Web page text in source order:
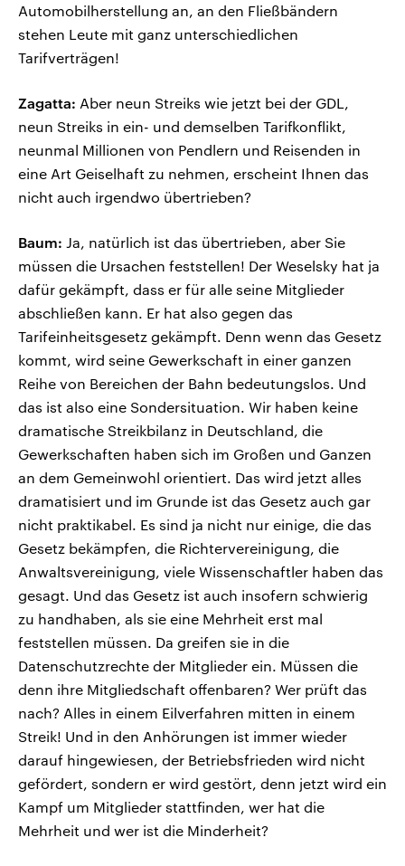
Automobilherstellung an, an den Fließbändern
stehen Leute mit ganz unterschiedlichen
Tarifverträgen!
Zagatta: Aber neun Streiks wie jetzt bei der GDL,
neun Streiks in ein- und demselben Tarifkonflikt,
neunmal Millionen von Pendlern und Reisenden in
eine Art Geiselhaft zu nehmen, erscheint Ihnen das
nicht auch irgendwo übertrieben?
Baum: Ja, natürlich ist das übertrieben, aber Sie
müssen die Ursachen feststellen! Der Weselsky hat ja
dafür gekämpft, dass er für alle seine Mitglieder
abschließen kann. Er hat also gegen das
Tarifeinheitsgesetz gekämpft. Denn wenn das Gesetz
kommt, wird seine Gewerkschaft in einer ganzen
Reihe von Bereichen der Bahn bedeutungslos. Und
das ist also eine Sondersituation. Wir haben keine
dramatische Streikbilanz in Deutschland, die
Gewerkschaften haben sich im Großen und Ganzen
an dem Gemeinwohl orientiert. Das wird jetzt alles
dramatisiert und im Grunde ist das Gesetz auch gar
nicht praktikabel. Es sind ja nicht nur einige, die das
Gesetz bekämpfen, die Richtervereinigung, die
Anwaltsvereinigung, viele Wissenschaftler haben das
gesagt. Und das Gesetz ist auch insofern schwierig
zu handhaben, als sie eine Mehrheit erst mal
feststellen müssen. Da greifen sie in die
Datenschutzrechte der Mitglieder ein. Müssen die
denn ihre Mitgliedschaft offenbaren? Wer prüft das
nach? Alles in einem Eilverfahren mitten in einem
Streik! Und in den Anhörungen ist immer wieder
darauf hingewiesen, der Betriebsfrieden wird nicht
gefördert, sondern er wird gestört, denn jetzt wird ein
Kampf um Mitglieder stattfinden, wer hat die
Mehrheit und wer ist die Minderheit?